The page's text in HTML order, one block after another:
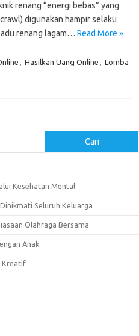
renang “energi bebas” yang
digunakan hampir selaku
renang lagam… Read More »
, Hasilkan Uang Online , Lomba
Cari
Kesehatan Mental
Seluruh Keluarga
Olahraga Bersama
Anak
Kreatif